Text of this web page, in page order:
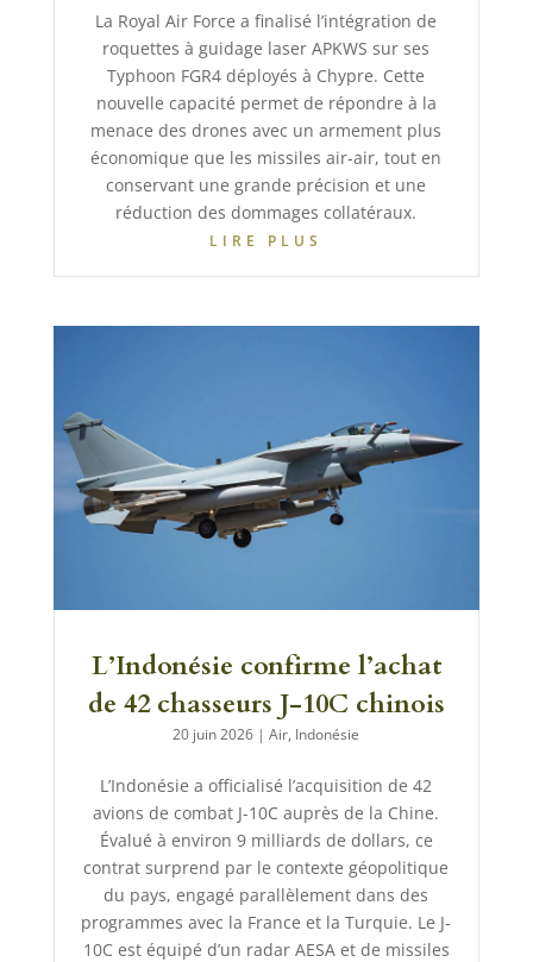
La Royal Air Force a finalisé l’intégration de
roquettes à guidage laser APKWS sur ses
Typhoon FGR4 déployés à Chypre. Cette
nouvelle capacité permet de répondre à la
menace des drones avec un armement plus
économique que les missiles air-air, tout en
conservant une grande précision et une
réduction des dommages collatéraux.
LIRE PLUS
L’Indonésie confirme l’achat
de 42 chasseurs J-10C chinois
20 juin 2026 |Air, Indonésie
L’Indonésie a officialisé l’acquisition de 42
avions de combat J-10C auprès de la Chine.
Évalué à environ 9 milliards de dollars, ce
contrat surprend par le contexte géopolitique
du pays, engagé parallèlement dans des
programmes avec la France et la Turquie. Le J-
10C est équipé d’un radar AESA et de missiles